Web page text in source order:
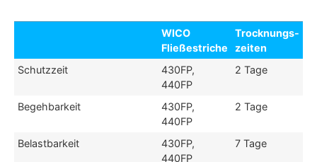
WICO
Fließestriche
Trocknungs-
zeiten
Schutzzeit
430FP,
440FP
2 Tage
Begehbarkeit
430FP,
440FP
2 Tage
Belastbarkeit
430FP,
440FP
7 Tage